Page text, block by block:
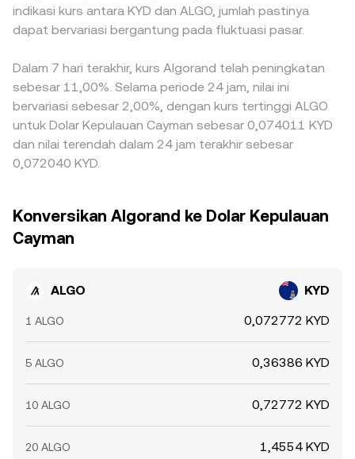
indikasi kurs antara KYD dan ALGO, jumlah pastinya
dapat bervariasi bergantung pada fluktuasi pasar.
Dalam 7 hari terakhir, kurs Algorand telah peningkatan
sebesar 11,00%. Selama periode 24 jam, nilai ini
bervariasi sebesar 2,00%, dengan kurs tertinggi ALGO
untuk Dolar Kepulauan Cayman sebesar 0,074011 KYD
dan nilai terendah dalam 24 jam terakhir sebesar
0,072040 KYD.
Konversikan Algorand ke Dolar Kepulauan
Cayman
ALGO KYD
1 ALGO 0,072772 KYD
5 ALGO 0,36386 KYD
10 ALGO 0,72772 KYD
20 ALGO 1,4554 KYD